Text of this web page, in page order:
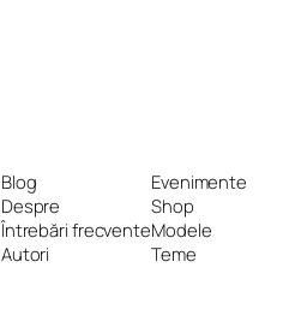
Blog
Despre
Întrebări frecvente
Autori
Evenimente
Shop
Modele
Teme